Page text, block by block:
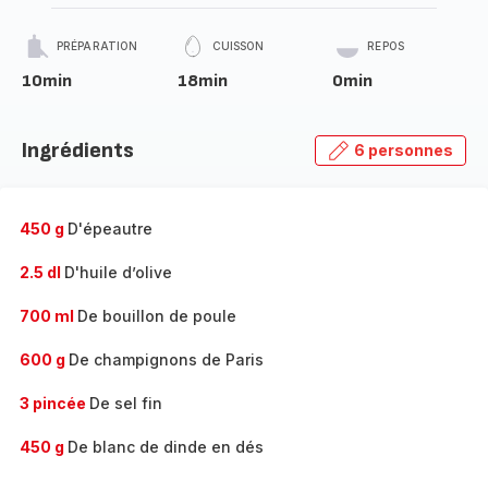
PRÉPARATION
10min
CUISSON
18min
REPOS
0min
Ingrédients 6 personnes
450 g D'épeautre
2.5 dl D'huile d’olive
700 ml De bouillon de poule
600 g De champignons de Paris
3 pincée De sel fin
450 g De blanc de dinde en dés